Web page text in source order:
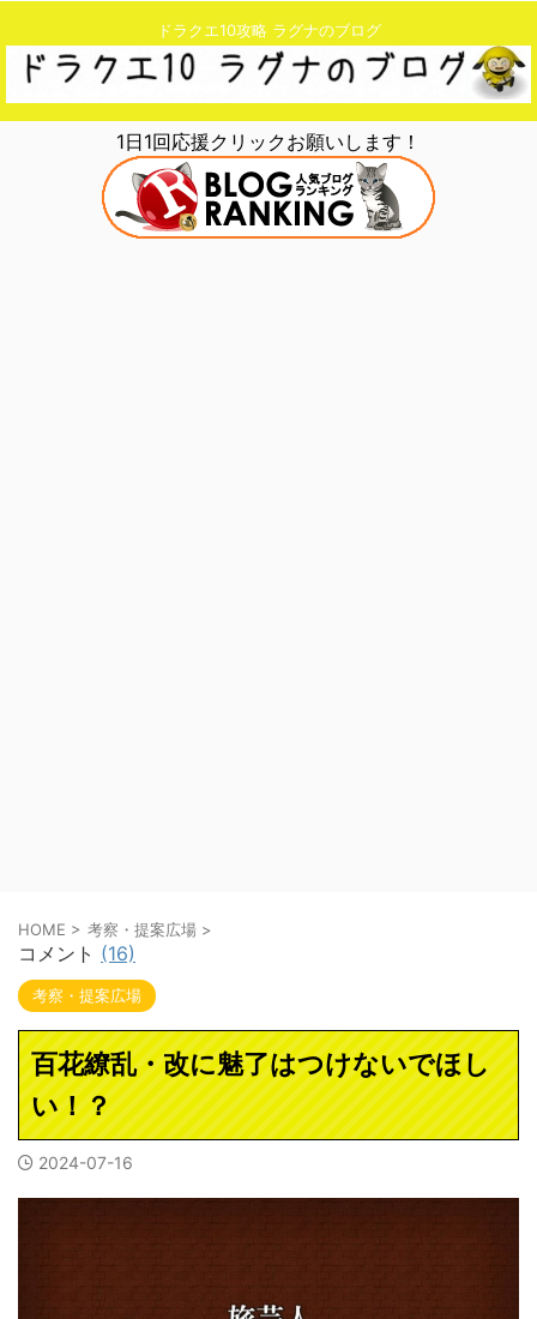
ドラクエ10攻略 ラグナのブログ
1日1回応援クリックお願いします！
HOME > 考察・提案広場 >
コメント (16)
考察・提案広場
百花繚乱・改に魅了はつけないでほし
い！？
2024-07-16